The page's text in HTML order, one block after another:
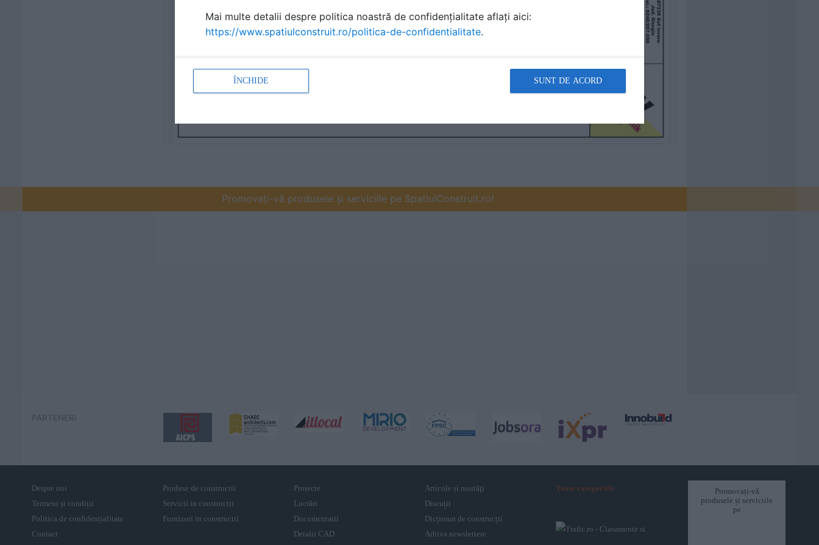
Promovați-vă produsele și serviciile pe SpatiulConstruit.ro!
PARTENERI
Despre noi
Termeni și condiții
Politica de confidențialitate
Contact
Produse de constructii
Servicii in constructii
Furnizori in constructii
Proiecte
Lucrări
Documentatii
Detalii CAD
Articole și noutăţi
Discuții
Dicționar de construcții
Arhiva newslettere
Toate categoriile
Promovați-vă
produsele și serviciile
pe
Mai multe detalii despre politica noastră de confidențialitate aflați aici:
https://www.spatiulconstruit.ro/politica-de-confidentialitate.
ÎNCHIDE SUNT DE ACORD